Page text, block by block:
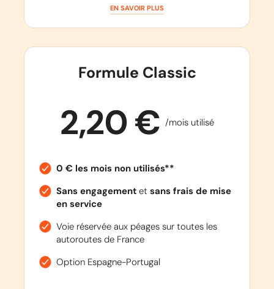
EN SAVOIR PLUS
Formule Classic
2,20 € /mois utilisé
0 € les mois non utilisés**
Sans engagementet sans frais de mise
en service
Voie réservée aux péages sur toutes les
autoroutes de France
Option Espagne-Portugal